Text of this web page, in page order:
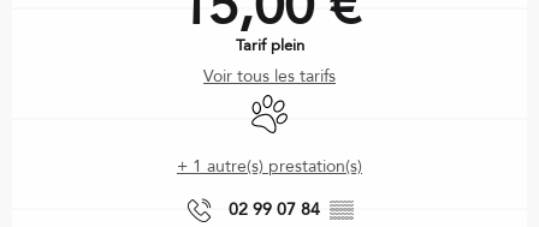
Tarif plein
Voir tous les tarifs
Animaux acceptés
+ 1 autre(s) prestation(s)
02 99 07 84 ▒▒